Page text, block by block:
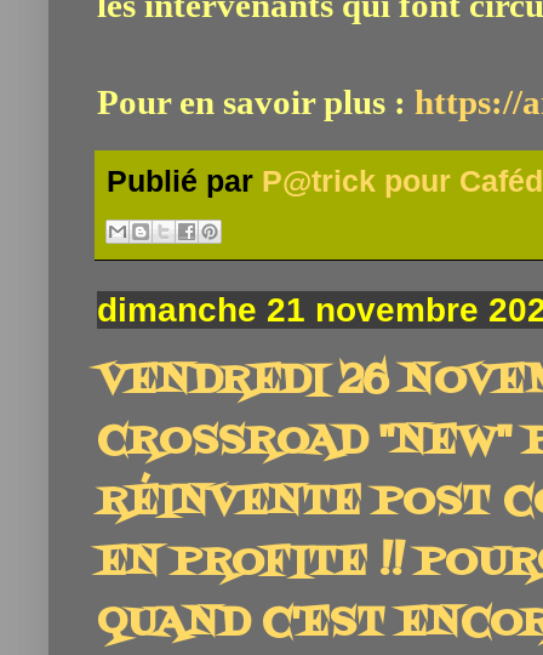
Pour en savoir plus : https://
Publié par P@trick pour
dimanche 21 novembre
VENDREDI 26
CROSSROAD "NEW"
RÉINVENTE POST
EN PROFITE !!
QUAND C'EST